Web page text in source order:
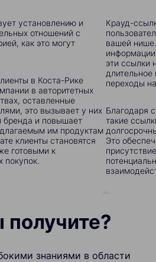
установлению и
отношений с
как это могут
в Коста-Рике
в авторитетных
оставленные
это вызывает у них
и повышает
им продуктам
клиенты становятся
готовыми к
покупок.
Крауд-
вашей
эти ссылки
переходы
Благодаря
такие
Это
получите?
знаниями в области